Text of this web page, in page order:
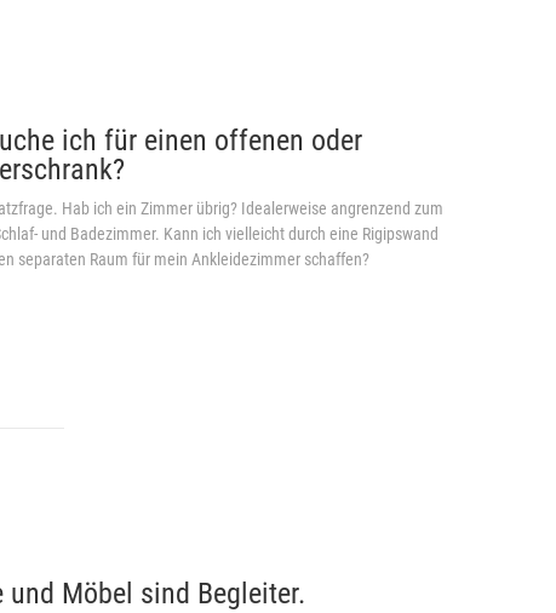
ich für einen offenen oder
Hab ich ein Zimmer übrig? Idealerweise angrenzend zum
und Badezimmer. Kann ich vielleicht durch eine Rigipswand
separaten Raum für mein Ankleidezimmer schaffen?
und Möbel sind Begleiter.